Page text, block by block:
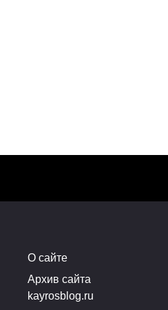
в РАХ
в
О сайте
Архив сайта
kayrosblog.ru